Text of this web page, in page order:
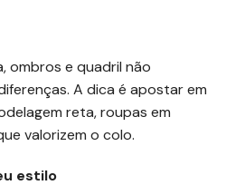
ombros e quadril não
A dica é apostar em
reta, roupas em
valorizem o colo.
estilo